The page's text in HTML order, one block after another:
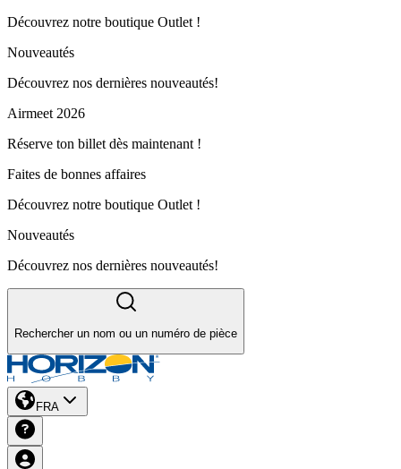
Découvrez notre boutique Outlet !
Nouveautés
Découvrez nos dernières nouveautés!
Airmeet 2026
Réserve ton billet dès maintenant !
Faites de bonnes affaires
Découvrez notre boutique Outlet !
Nouveautés
Découvrez nos dernières nouveautés!
Rechercher un nom ou un numéro de pièce
FRA